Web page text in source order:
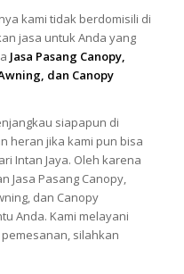
kami tidak berdomisili di
jasa untuk Anda yang
Jasa Pasang Canopy,
dan Canopy
siapapun di
heran jika kami pun bisa
Intan Jaya. Oleh karena
Jasa Pasang Canopy,
dan Canopy
Anda. Kami melayani
silahkan